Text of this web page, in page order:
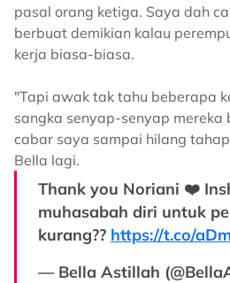
pasal orang ketiga. Saya dah
berbuat demikian kalau
kerja biasa-biasa.
"Tapi awak tak tahu beberapa
sangka senyap-senyap mereka
cabar saya sampai hilang
Bella lagi.
Thank you Noriani ❤️
muhasabah diri untuk
kurang?? https://t.co/
— Bella Astillah